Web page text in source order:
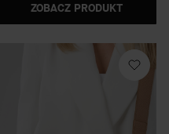
ZOBACZ PRODUKT